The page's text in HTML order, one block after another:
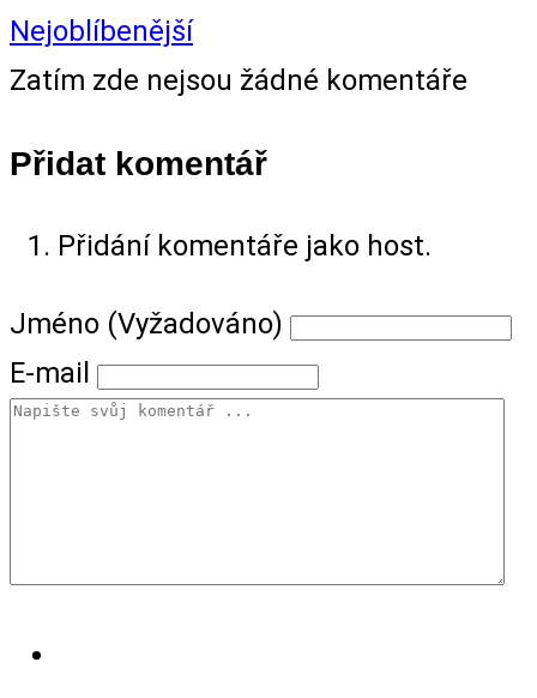
Nejoblíbenější
Zatím zde nejsou žádné komentáře
Přidat komentář
Přidání komentáře jako host.
Jméno (Vyžadováno)
E-mail